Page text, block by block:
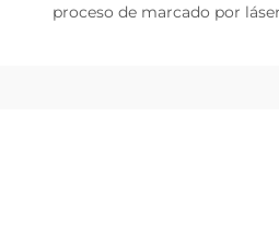
proceso de marcado por